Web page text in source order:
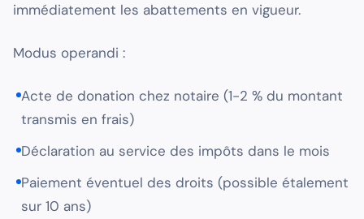
immédiatement les abattements en vigueur.
Modus operandi :
Acte de donation chez notaire (1-2 % du montant
transmis en frais)
Déclaration au service des impôts dans le mois
Paiement éventuel des droits (possible étalement
sur 10 ans)